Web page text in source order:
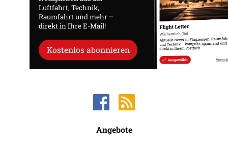
Luftfahrt, Technik,
Raumfahrt und mehr –
direkt in Ihre E-Mail!
Kostenlos abonnieren
Angebote